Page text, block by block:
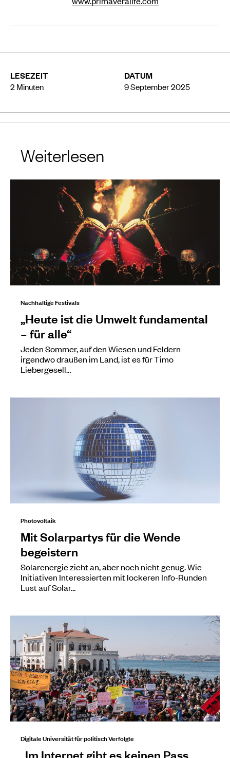
LESEZEIT
2 Minuten
DATUM
9 September 2025
Weiterlesen
Nachhaltige Festivals
„Heute ist die Umwelt fundamental
– für alle“
Jeden Sommer, auf den Wiesen und Feldern
irgendwo draußen im Land, ist es für Timo
Liebergesell…
Photovoltaik
Mit Solarpartys für die Wende
begeistern
Solarenergie zieht an, aber noch nicht genug. Wie
Initiativen Interessierten mit lockeren Info-Runden
Lust auf Solar…
Digitale Universität für politisch Verfolgte
„Im Internet gibt es keinen Pass